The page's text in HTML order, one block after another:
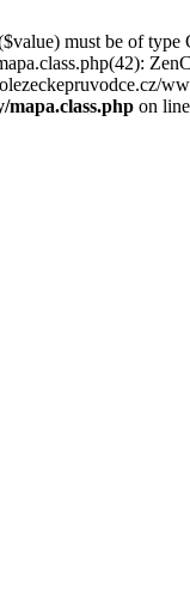
must be of
on line